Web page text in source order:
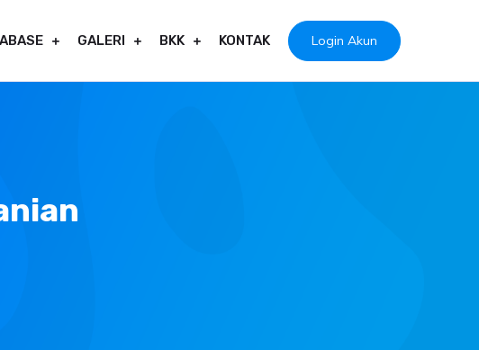
Login Akun
GALERI BKK KONTAK